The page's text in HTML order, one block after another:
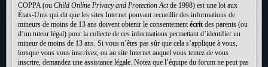
COPPA (ou Child Online Privacy and Protection Actde 1998) est une loi aux
États-Unis qui dit que les sites Internet pouvant recueillir des informations de
mineurs de moins de 13 ans doivent obtenir le consentementécrit des parents (ou
d’un tuteur légal) pour la collecte de ces informations permettant d’identifier un
mineur de moins de 13 ans. Si vous n’êtes pas sûr que cela s’applique à vous,
lorsque vous vous inscrivez, ou au site Internet auquel vous tentez de vous
inscrire, demandez une assistance légale. Notez que l’équipe du forum ne peut pas